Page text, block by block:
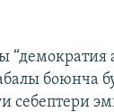
боюнча
себептери